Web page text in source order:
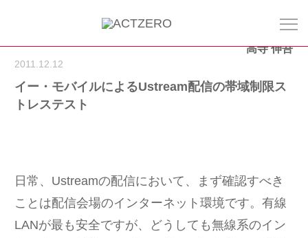
高寺 伸吾
2011.12.12
イー・モバイルによるUstream配信の帯域制限ス
トレステスト
日常、Ustreamの配信において、まず確認すべき
ことは配信会場のインターネット環境です。有線
LANが最も安全ですが、どうしても無線系のイン